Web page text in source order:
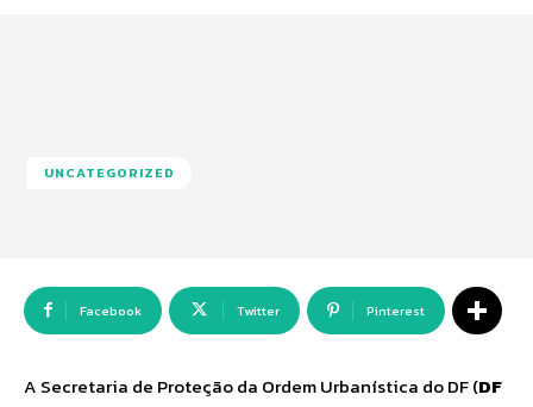
UNCATEGORIZED
Facebook Twitter Pinterest
A Secretaria de Proteção da Ordem Urbanística do DF (DF